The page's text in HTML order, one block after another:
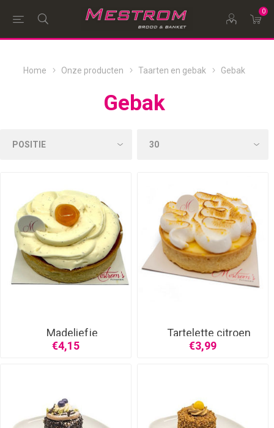
0
Home Onze producten Taarten en gebak Gebak
Gebak
Madeliefje
€4,15
Tartelette citroen
€3,99